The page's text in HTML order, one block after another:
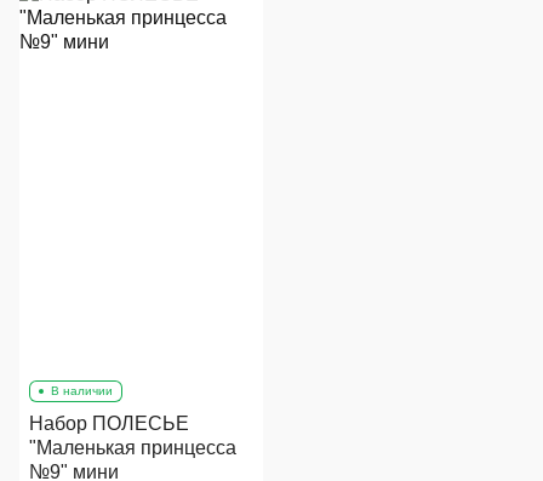
В наличии
Набор ПОЛЕСЬЕ
"Маленькая принцесса
№9" мини